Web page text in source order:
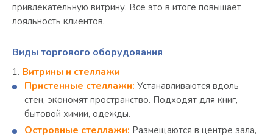
привлекательную витрину. Все это в итоге повышает
лояльность клиентов.
Виды торгового оборудования
Витрины и стеллажи
Пристенные стеллажи: Устанавливаются вдоль
стен, экономят пространство. Подходят для книг,
бытовой химии, одежды.
Островные стеллажи: Размещаются в центре зала,